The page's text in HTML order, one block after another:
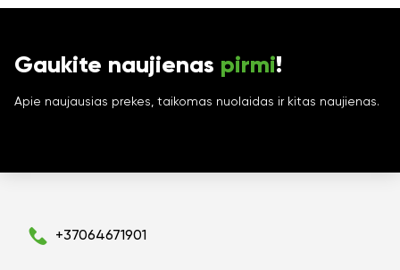
Gaukite naujienas pirmi!
Apie naujausias prekes, taikomas nuolaidas ir kitas naujienas.
+37064671901